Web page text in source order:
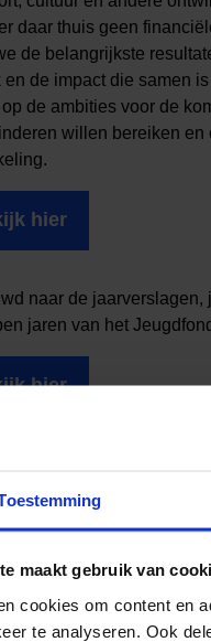
maakt gebruik van
cookies om content en
te analyseren. Ook
daar thuis geen
de belangrijkste
en de impact die samen
de ambities voor de
willen bereiken
hier
naar de
jaren van het
hier
bericht op social media!